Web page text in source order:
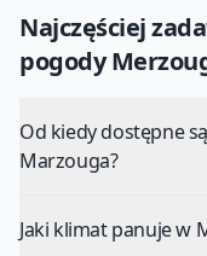
Najczęściej
pogody
Od kiedy dostępne
Marzouga?
Jaki klimat panuje w